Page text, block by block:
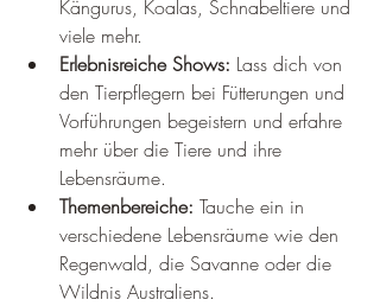
Kängurus, Koalas, Schnabeltiere und
viele mehr.
Erlebnisreiche Shows: Lass dich von
den Tierpflegern bei Fütterungen und
Vorführungen begeistern und erfahre
mehr über die Tiere und ihre
Lebensräume.
Themenbereiche: Tauche ein in
verschiedene Lebensräume wie den
Regenwald, die Savanne oder die
Wildnis Australiens.